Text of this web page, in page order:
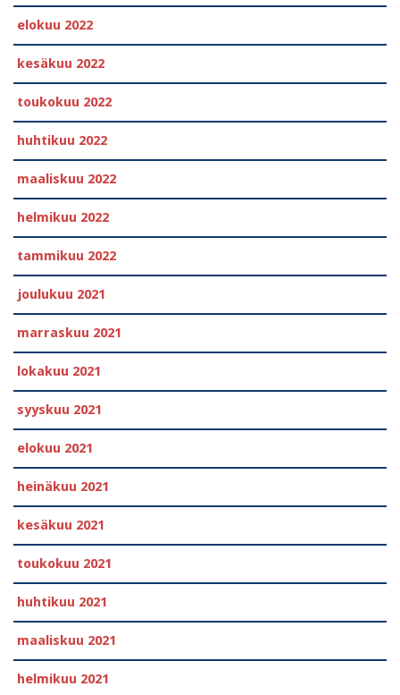
elokuu 2022
kesäkuu 2022
toukokuu 2022
huhtikuu 2022
maaliskuu 2022
helmikuu 2022
tammikuu 2022
joulukuu 2021
marraskuu 2021
lokakuu 2021
syyskuu 2021
elokuu 2021
heinäkuu 2021
kesäkuu 2021
toukokuu 2021
huhtikuu 2021
maaliskuu 2021
helmikuu 2021